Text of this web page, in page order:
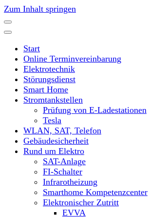
Zum Inhalt springen
Start
Online Terminvereinbarung
Elektrotechnik
Störungsdienst
Smart Home
Stromtankstellen
Prüfung von E-Ladestationen
Tesla
WLAN, SAT, Telefon
Gebäudesicherheit
Rund um Elektro
SAT-Anlage
FI-Schalter
Infrarotheizung
Smarthome Kompetenzcenter
Elektronischer Zutritt
EVVA